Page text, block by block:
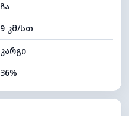
7 (ნათელი)
10320 მ
ჩა
9 კმ/სთ
კარგი
36%